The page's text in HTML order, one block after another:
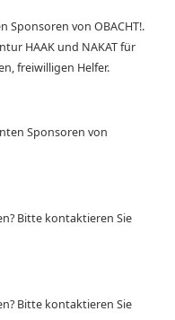
Sponsoren von OBACHT!.
HAAK und NAKAT für
freiwilligen Helfer.
Sponsoren von
Bitte kontaktieren Sie
Bitte kontaktieren Sie